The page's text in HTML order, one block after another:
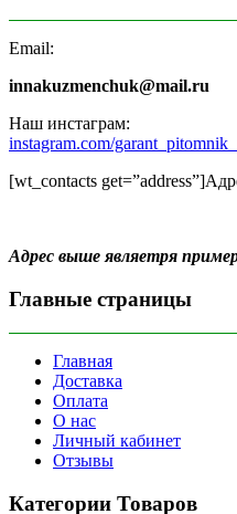
Email:
innakuzmenchuk@mail.ru
Наш инстаграм:
instagram.com/
[wt_contacts
Адрес выше являетря
Главные страницы
Главная
Доставка
Оплата
О нас
Личный кабинет
Отзывы
Категории Товаров